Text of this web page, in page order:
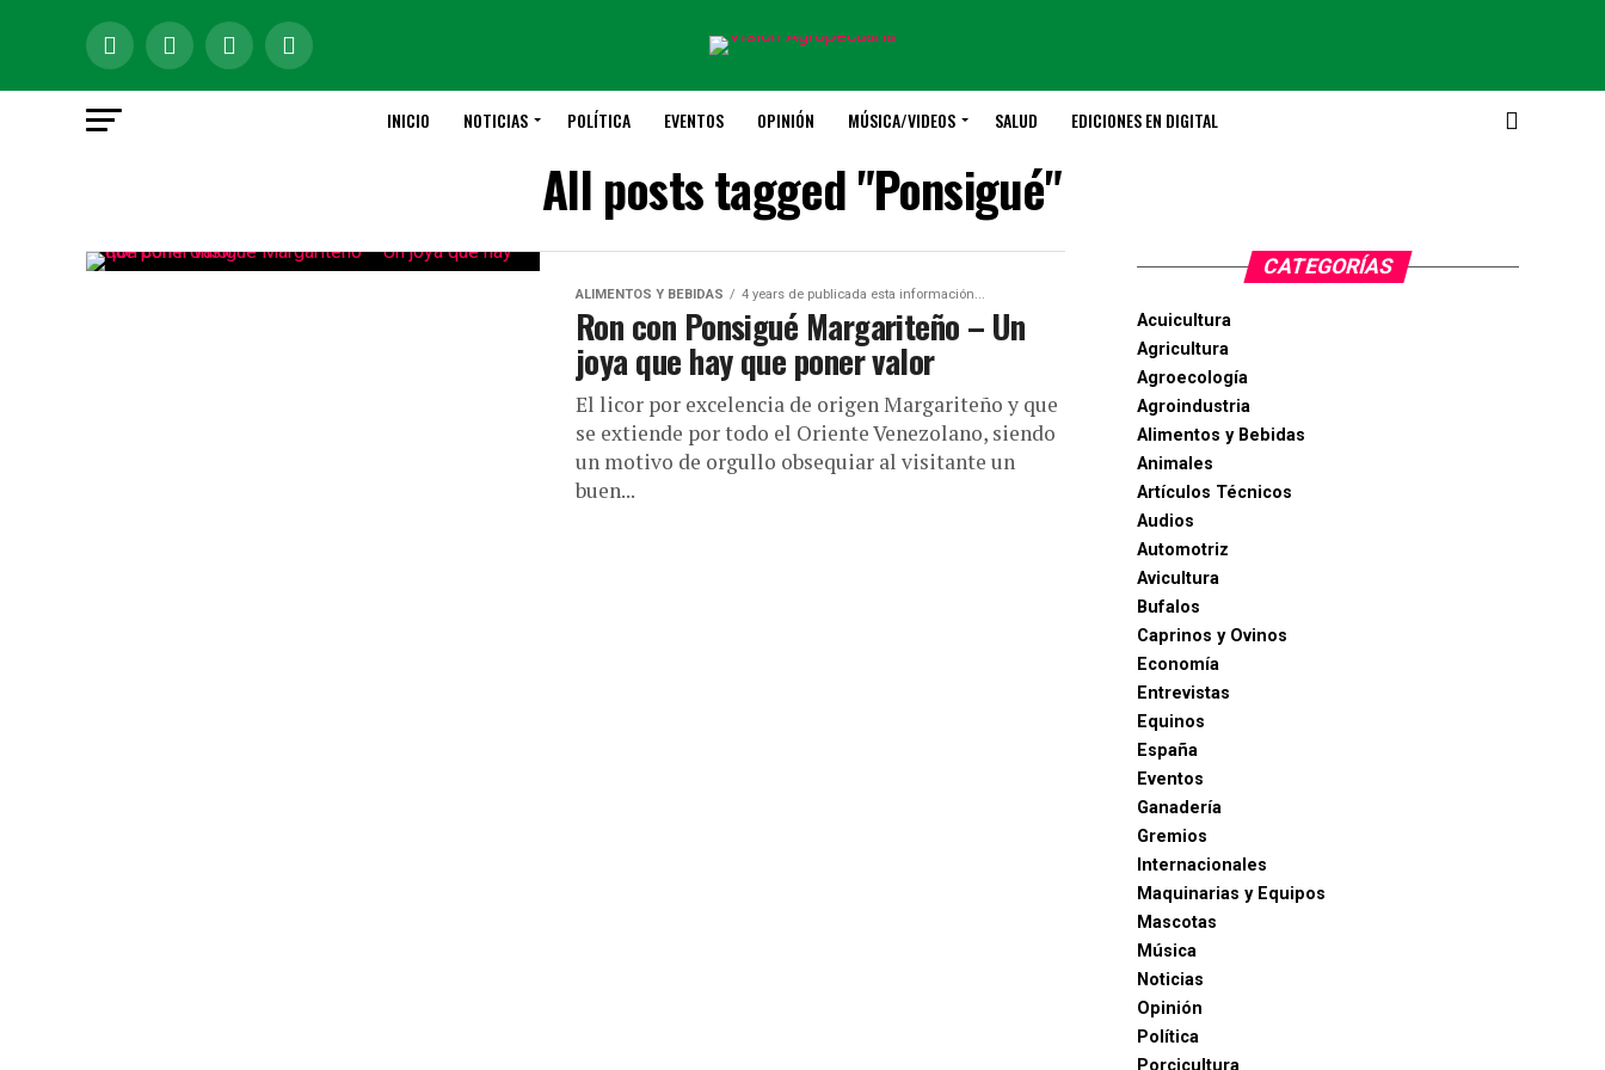
INICIO NOTICIAS POLÍTICA EVENTOS OPINIÓN MÚSICA/VIDEOS SALUD EDICIONES EN DIGITAL
All posts tagged "Ponsigué"
ALIMENTOS Y BEBIDAS 4 years de publicada esta información...
Ron con Ponsigué Margariteño – Un
joya que hay que poner valor
El licor por excelencia de origen Margariteño y que
se extiende por todo el Oriente Venezolano, siendo
un motivo de orgullo obsequiar al visitante un
buen...
CATEGORÍAS
Acuicultura
Agricultura
Agroecología
Agroindustria
Alimentos y Bebidas
Animales
Artículos Técnicos
Audios
Automotriz
Avicultura
Bufalos
Caprinos y Ovinos
Economía
Entrevistas
Equinos
España
Eventos
Ganadería
Gremios
Internacionales
Maquinarias y Equipos
Mascotas
Música
Noticias
Opinión
Política
Porcicultura